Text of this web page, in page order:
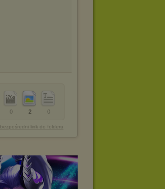
0
2
0
bezpośredni link do folderu